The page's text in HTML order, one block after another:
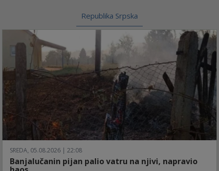
Republika Srpska
SREDA, 05.08.2026 | 22:08
Banjalučanin pijan palio vatru na njivi, napravio